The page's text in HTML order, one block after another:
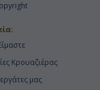
Κρουαζιέρας
μας